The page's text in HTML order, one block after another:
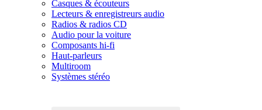
Casques & écouteurs
Lecteurs & enregistreurs audio
Radios & radios CD
Audio pour la voiture
Composants hi-fi
Haut-parleurs
Multiroom
Systèmes stéréo